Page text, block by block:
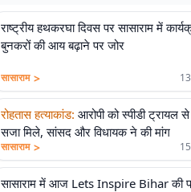
राष्ट्रीय हथकरघा दिवस पर सासाराम में
बुनकरों की आय बढ़ाने पर जोर
सासाराम >
रोहतास हत्याकांड: आरोपी को स्पीडी ट्रायल
सजा मिले, सांसद और विधायक ने की मांग
सासाराम >
सासाराम में आज Lets Inspire Bihar की